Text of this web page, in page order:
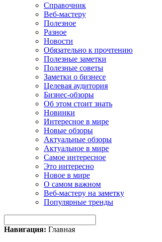
Справочник
Веб-мастеру
Полезное
Разное
Новости
Обязательно к прочтению
Полезные заметки
Полезные советы
Заметки о бизнесе
Целевая аудитория
Бизнес-обзоры
Об этом стоит знать
Новинки
Интересное в мире
Новые обзоры
Актуальные обзоры
Актуальное в мире
Самое интересное
Это интересно
Новое в мире
О самом важном
Веб-мастеру на заметку
Популярные тренды
Навигация: Главная